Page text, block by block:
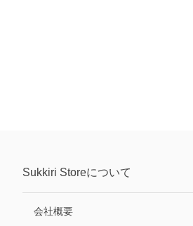
Sukkiri Storeについて
会社概要